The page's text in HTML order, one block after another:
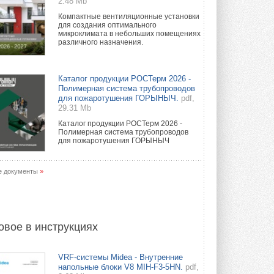
Компактные вентиляционные установки
для создания оптимального
микроклимата в небольших помещениях
различного назначения.
Каталог продукции РОСТерм 2026 -
Полимерная система трубопроводов
для пожаротушения ГОРЫНЫЧ.
pdf,
29.31 Mb
Каталог продукции РОСТерм 2026 -
Полимерная система трубопроводов
для пожаротушения ГОРЫНЫЧ
документы »
в инструкциях
VRF-системы Midea - Внутренние
напольные блоки V8 MIH-F3-5HN. pdf,